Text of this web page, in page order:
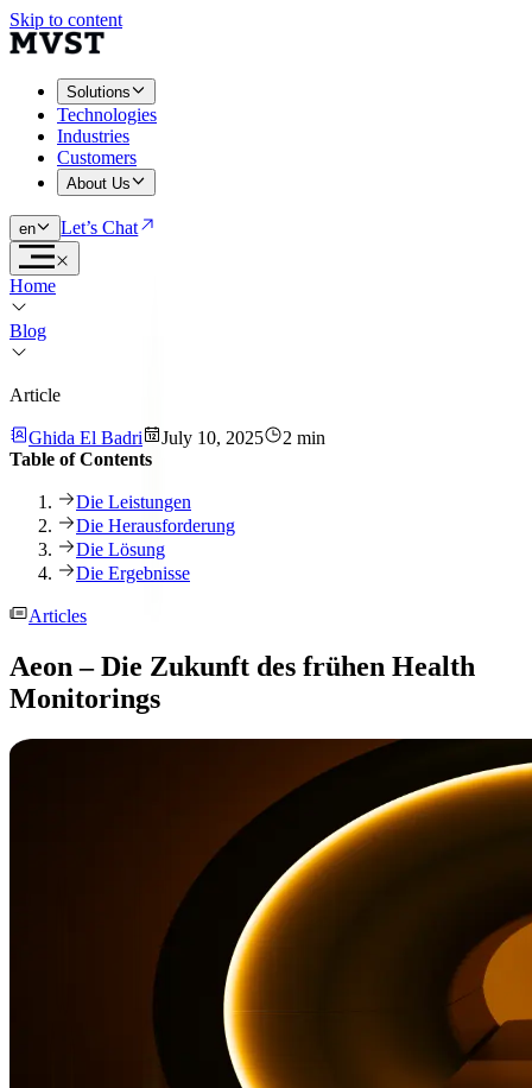
Skip to content
Solutions
Technologies
Industries
Customers
About Us
en Let’s Chat
Home
Blog
Article
Ghida El Badri July 10, 2025
2 min
Table of Contents
Die Leistungen
Die Herausforderung
Die Lösung
Die Ergebnisse
Articles
Aeon – Die Zukunft des frühen Health
Monitorings